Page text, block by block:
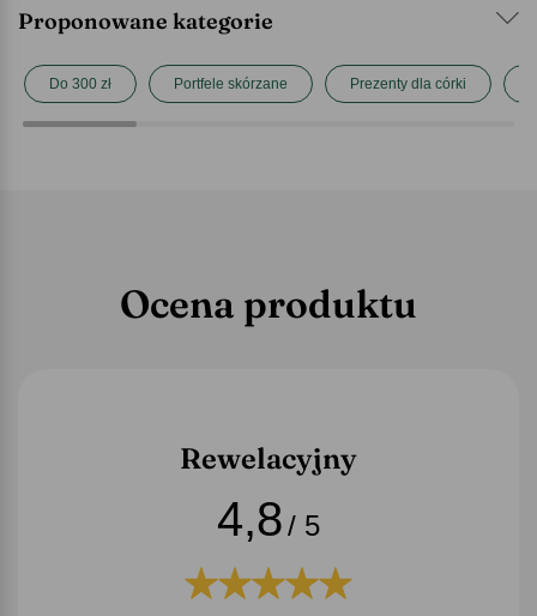
Proponowane kategorie
Do 300 zł Portfele skórzane Prezenty dla córki
Ocena produktu
Rewelacyjny
4,8/ 5